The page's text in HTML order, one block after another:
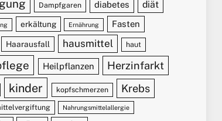
Dampfgaren diabetes diät
erkältung Ernährung Fasten
Haarausfall hausmittel haut
Heilpflanzen Herzinfarkt
kinder kopfschmerzen Krebs
Nahrungsmittelallergie